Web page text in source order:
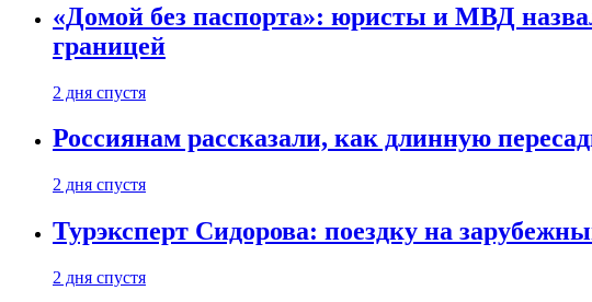
«Домой без паспорта»: юристы и МВД
границей
2 дня спустя
Россиянам рассказали, как длинную
2 дня спустя
Турэксперт Сидорова: поездку на
2 дня спустя